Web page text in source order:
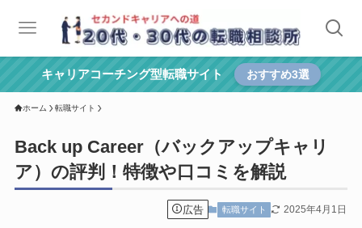
キャリアコーチング型転職サイト おすすめ3選
ホーム 転職サイト
Back up Career（バックアップキャリ
ア）の評判！特徴や口コミを解説
広告 転職サイト 2025年4月1日